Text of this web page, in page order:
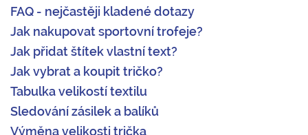
FAQ - nejčastěji kladené dotazy
Jak nakupovat sportovní trofeje?
Jak přidat štítek vlastní text?
Jak vybrat a koupit tričko?
Tabulka velikostí textilu
Sledování zásilek a balíků
Výměna velikosti trička